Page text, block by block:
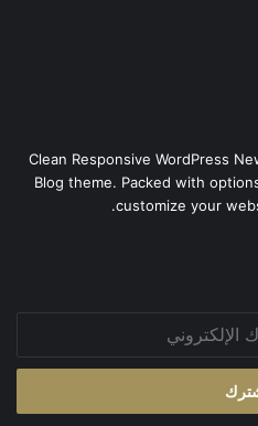
Clean Responsive WordPress
Blog theme. Packed with
customize your